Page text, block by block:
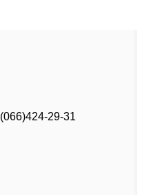
(066)424-29-31